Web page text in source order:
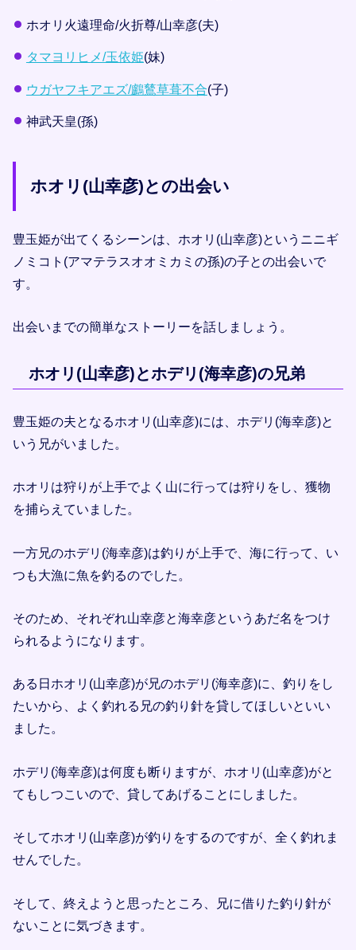
ホオリ火遠理命/火折尊/山幸彦(夫)
タマヨリヒメ/玉依姫(妹)
ウガヤフキアエズ/鸕鶿草葺不合(子)
神武天皇(孫)
ホオリ(山幸彦)との出会い
豊玉姫が出てくるシーンは、ホオリ(山幸彦)というニニギ
ノミコト(アマテラスオオミカミの孫)の子との出会いで
す。
出会いまでの簡単なストーリーを話しましょう。
ホオリ(山幸彦)とホデリ(海幸彦)の兄弟
豊玉姫の夫となるホオリ(山幸彦)には、ホデリ(海幸彦)と
いう兄がいました。
ホオリは狩りが上手でよく山に行っては狩りをし、獲物
を捕らえていました。
一方兄のホデリ(海幸彦)は釣りが上手で、海に行って、い
つも大漁に魚を釣るのでした。
そのため、それぞれ山幸彦と海幸彦というあだ名をつけ
られるようになります。
ある日ホオリ(山幸彦)が兄のホデリ(海幸彦)に、釣りをし
たいから、よく釣れる兄の釣り針を貸してほしいといい
ました。
ホデリ(海幸彦)は何度も断りますが、ホオリ(山幸彦)がと
てもしつこいので、貸してあげることにしました。
そしてホオリ(山幸彦)が釣りをするのですが、全く釣れま
せんでした。
そして、終えようと思ったところ、兄に借りた釣り針が
ないことに気づきます。